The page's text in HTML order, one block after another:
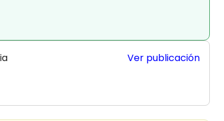
Ver publicación